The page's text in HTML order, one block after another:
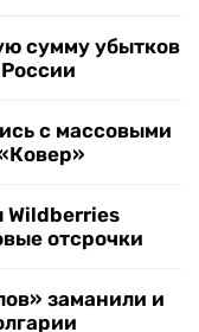
сумму убытков
с массовыми
Wildberries
отсрочки
заманили и